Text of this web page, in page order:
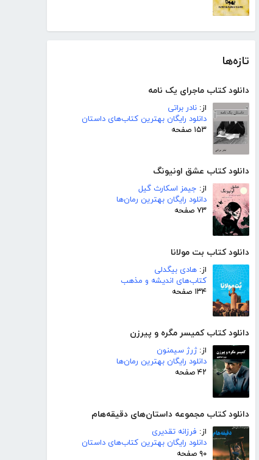
تازه‌ها
دانلود کتاب ماجرای یک نامه
از: نادر براتی
دانلود رایگان بهترین کتاب‌های داستان
۱۵۳ صفحه
دانلود کتاب عشق اونیونگ
از: جیمز اسکارث گیل
دانلود رایگان بهترین رمان‌ها
۷۳ صفحه
دانلود کتاب بت مولانا
از: هادی بیگدلی
کتاب‌های اندیشه و مذهب
۱۳۴ صفحه
دانلود کتاب کمیسر مگره و پیرزن
از:ژرژ سیمنون
دانلود رایگان بهترین رمان‌ها
۴۲ صفحه
دانلود کتاب مجموعه داستان‌های دقیقه‌هام
از: فرزانه تقدیری
دانلود رایگان بهترین کتاب‌های داستان
۹۰ صفحه